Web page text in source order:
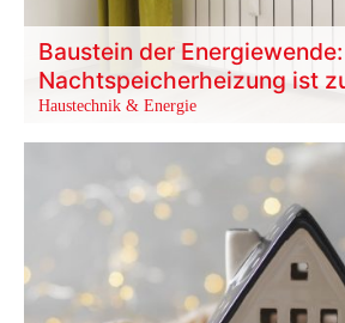
Baustein der
Nachtspeicherheizung ist
Haustechnik & Energie